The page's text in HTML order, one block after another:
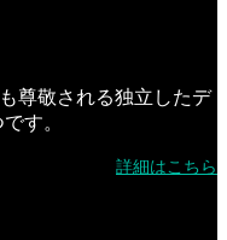
尊敬される独立したデ
す。
詳細はこちら